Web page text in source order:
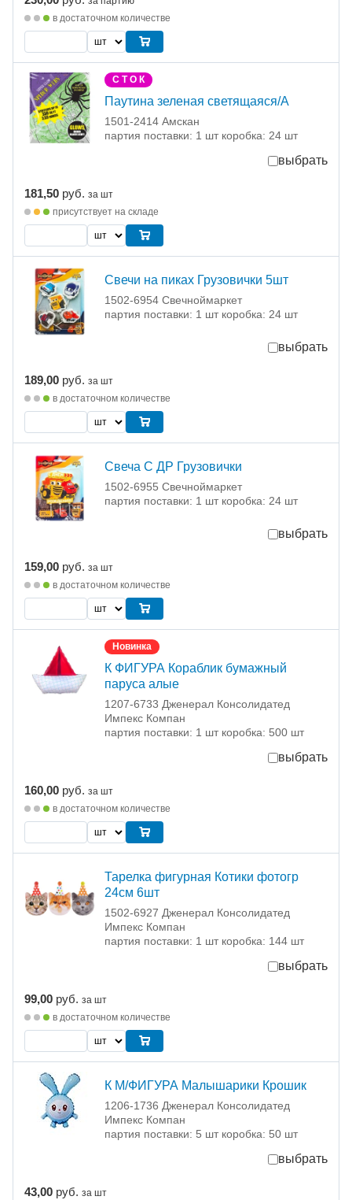
в достаточном количестве
С Т О К
Паутина зеленая светящаяся/A
1501-2414 Амскан
партия поставки: 1 шт коробка: 24 шт
выбрать
181,50 руб. за шт
присутствует на складе
Свечи на пиках Грузовички 5шт
1502-6954 Свечноймаркет
партия поставки: 1 шт коробка: 24 шт
выбрать
189,00 руб. за шт
в достаточном количестве
Свеча С ДР Грузовички
1502-6955 Свечноймаркет
партия поставки: 1 шт коробка: 24 шт
выбрать
159,00 руб. за шт
в достаточном количестве
Новинка
К ФИГУРА Кораблик бумажный
паруса алые
1207-6733 Дженерал Консолидатед
Импекс Компан
партия поставки: 1 шт коробка: 500 шт
выбрать
160,00 руб. за шт
в достаточном количестве
Тарелка фигурная Котики фотогр
24см 6шт
1502-6927 Дженерал Консолидатед
Импекс Компан
партия поставки: 1 шт коробка: 144 шт
выбрать
99,00 руб. за шт
в достаточном количестве
К М/ФИГУРА Малышарики Крошик
1206-1736 Дженерал Консолидатед
Импекс Компан
партия поставки: 5 шт коробка: 50 шт
выбрать
43,00 руб. за шт